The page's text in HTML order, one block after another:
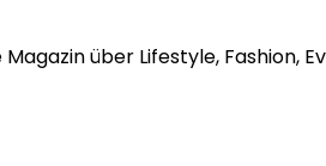
über Lifestyle, Fashion,